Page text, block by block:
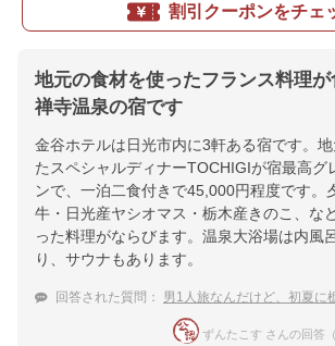
割引クーポンをチェ
地元の食材を使ったフランス料理
禅寺温泉の宿です
金谷ホテルは日光市内に3軒ある宿です。
たスペシャルディナーTOCHIGIが宿最高グ
ンで、一泊二食付きで45,000円程度です。
牛・日光産ヤシオマス・栃木産きのこ、な
った料理がならびます。温泉大浴場は内風
り、サウナもあります。
回答された質問： 男1人旅なんだけど、初夏に栃木県の中禅寺温泉で高い高級な
ずんたこす さんの回答